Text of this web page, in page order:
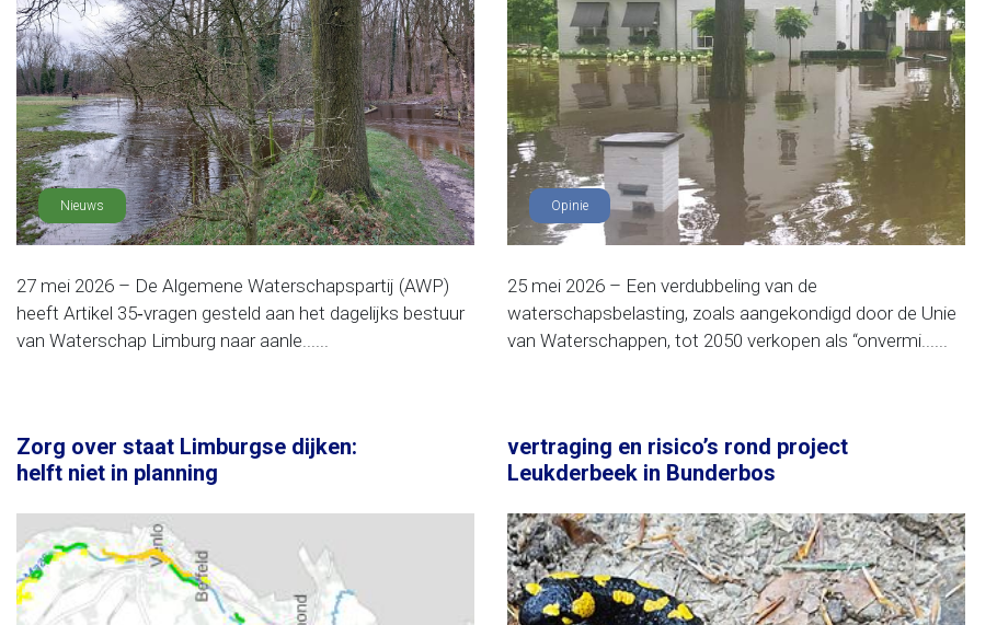
Nieuws
27 mei 2026 – De Algemene Waterschapspartij (AWP)
heeft Artikel 35‑vragen gesteld aan het dagelijks bestuur
van Waterschap Limburg naar aanle......
Opinie
25 mei 2026 – Een verdubbeling van de
waterschapsbelasting, zoals aangekondigd door de Unie
van Waterschappen, tot 2050 verkopen als “onvermi......
Zorg over staat Limburgse dijken:
helft niet in planning
vertraging en risico’s rond project
Leukderbeek in Bunderbos